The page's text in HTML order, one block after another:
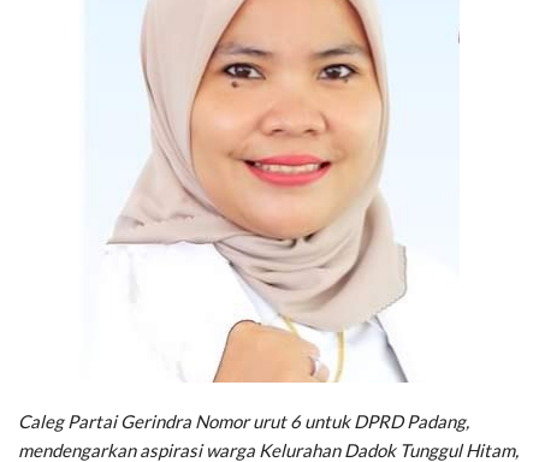
Caleg Partai Gerindra Nomor urut 6 untuk DPRD Padang,
mendengarkan aspirasi warga Kelurahan Dadok Tunggul Hitam,